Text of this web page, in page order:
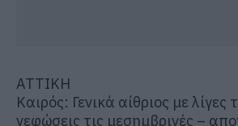
ΑΤΤΙΚΗ
Καιρός: Γενικά αίθριος με λίγες
νεφώσεις τις μεσημβρινές –